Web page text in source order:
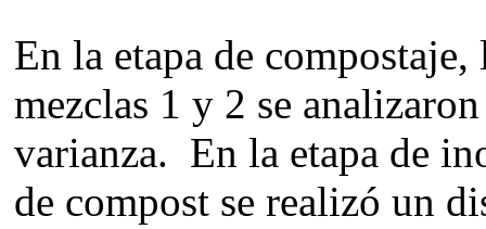
En la etapa de
mezclas 1 y 2 se
varianza. En la etapa de
de compost se realizó un